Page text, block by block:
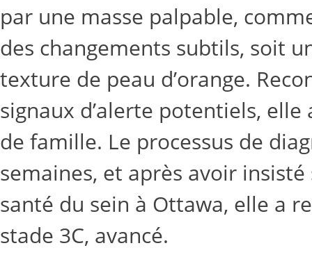
par une masse palpable,
des changements subtils, soit
texture de peau d’orange.
signaux d’alerte potentiels,
de famille. Le processus de
semaines, et après avoir
santé du sein à Ottawa, elle a
stade 3C, avancé.